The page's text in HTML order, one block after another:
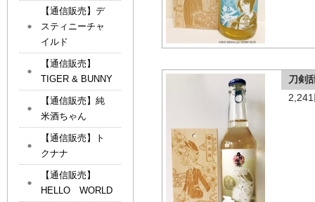
刀剣
【通信販売】デ
スティニーチャ
イルド
【通信販売】
TIGER & BUNNY
【通信販売】純
米酒ちゃん
【通信販売】ト
クナナ
【通信販売】
HELLO WORLD